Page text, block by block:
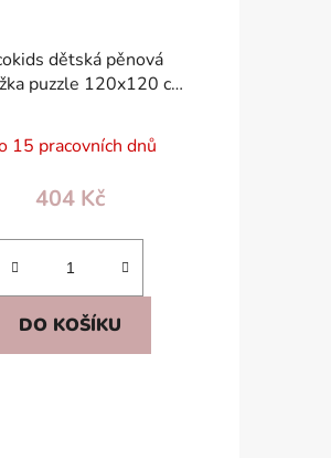
dětská pěnová
puzzle 120x120 cm
bez BPA
15 pracovních dnů
404 Kč
DO KOŠÍKU